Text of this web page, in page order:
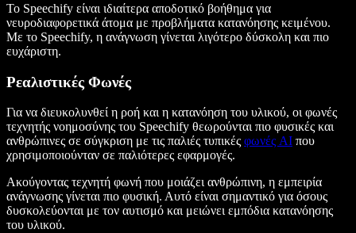
Το Speechify είναι ιδιαίτερα αποδοτικό βοήθημα για
νευροδιαφορετικά άτομα με προβλήματα κατανόησης κειμένου.
Με το Speechify, η ανάγνωση γίνεται λιγότερο δύσκολη και πιο
ευχάριστη.
Ρεαλιστικές Φωνές
Για να διευκολυνθεί η ροή και η κατανόηση του υλικού, οι φωνές
τεχνητής νοημοσύνης του Speechify θεωρούνται πιο φυσικές και
ανθρώπινες σε σύγκριση με τις παλιές τυπικές φωνές AI που
χρησιμοποιούνταν σε παλιότερες εφαρμογές.
Ακούγοντας τεχνητή φωνή που μοιάζει ανθρώπινη, η εμπειρία
ανάγνωσης γίνεται πιο φυσική. Αυτό είναι σημαντικό για όσους
δυσκολεύονται με τον αυτισμό και μειώνει εμπόδια κατανόησης
του υλικού.